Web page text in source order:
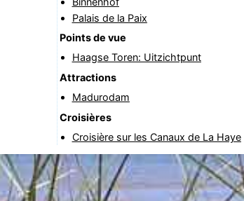
Palais de la Paix
Points de vue
Haagse Toren: Uitzichtpunt
Attractions
Madurodam
Croisières
Croisière sur les Canaux de La Haye